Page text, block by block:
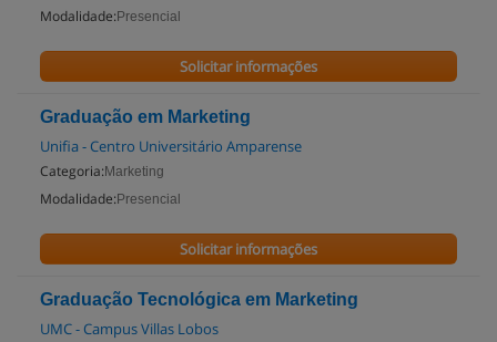
Modalidade: Presencial
Solicitar informações
Graduação em Marketing
Unifia - Centro Universitário Amparense
Categoria: Marketing
Modalidade: Presencial
Solicitar informações
Graduação Tecnológica em Marketing
UMC - Campus Villas Lobos